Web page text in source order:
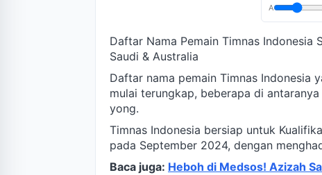
A
Daftar Nama Pemain Timnas Indonesia
Saudi & Australia
Daftar nama pemain Timnas Indonesia
mulai terungkap, beberapa di
yong.
Timnas Indonesia bersiap untuk
pada September 2024, dengan
Baca juga: Heboh di Medsos! Azizah